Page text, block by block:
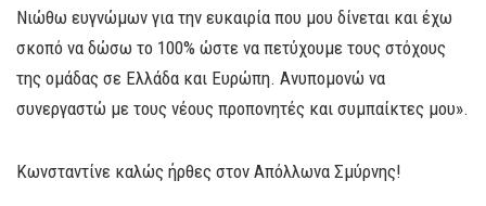
Νιώθω ευγνώμων για την ευκαιρία που μου δίνεται και έχω
σκοπό να δώσω το 100% ώστε να πετύχουμε τους στόχους
της ομάδας σε Ελλάδα και Ευρώπη. Ανυπομονώ να
συνεργαστώ με τους νέους προπονητές και συμπαίκτες μου».
Κωνσταντίνε καλώς ήρθες στον Απόλλωνα Σμύρνης!